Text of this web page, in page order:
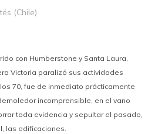
(Chile)
con Humberstone y Santa Laura,
Victoria paralizó sus actividades
70, fue de inmediato prácticamente
incomprensible, en el vano
toda evidencia y sepultar el pasado,
las edificaciones.